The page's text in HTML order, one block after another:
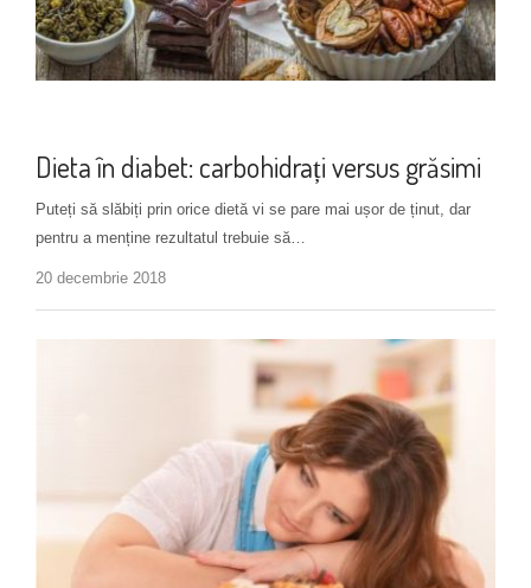
Dieta în diabet: carbohidrați versus grăsimi
Puteți să slăbiți prin orice dietă vi se pare mai ușor de ținut, dar
pentru a menține rezultatul trebuie să…
20 decembrie 2018